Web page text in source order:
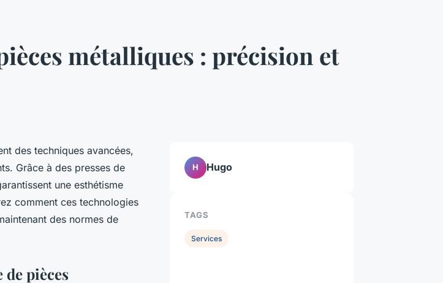
métalliques : précision et
des techniques avancées,
Grâce à des presses de
une esthétisme
comment ces technologies
des normes de
pièces
H Hugo
TAGS
Services